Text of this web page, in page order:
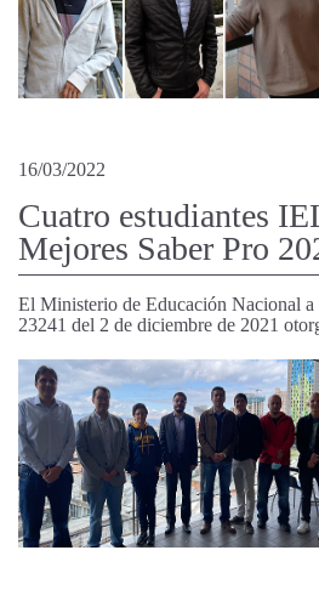
16/03/2022
Cuatro estudiantes
Mejores Saber Pro
El Ministerio de Educación Nacional a
23241 del 2 de diciembre de 2021